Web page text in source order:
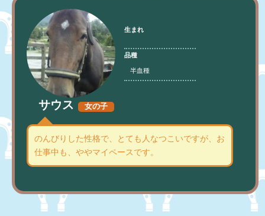
生まれ
品種
半血種
サウス 女の子
のんびりした性格で、とても人なつこいですが、お
仕事中も、ややマイペースです。